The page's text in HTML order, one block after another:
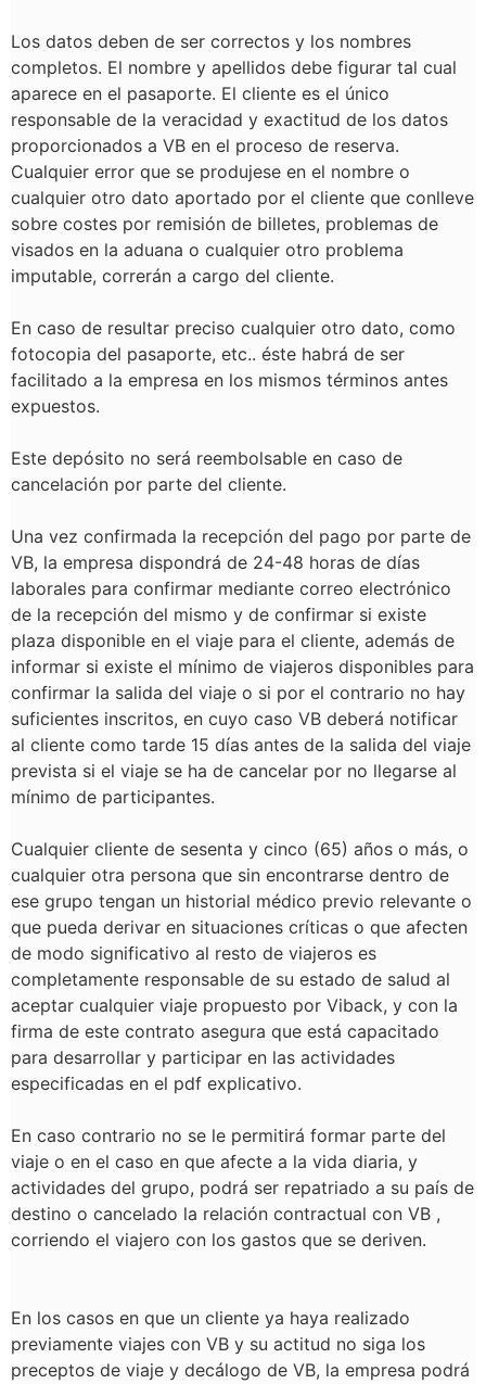
Los datos deben de ser correctos y los nombres
completos. El nombre y apellidos debe figurar tal cual
aparece en el pasaporte. El cliente es el único
responsable de la veracidad y exactitud de los datos
proporcionados a VB en el proceso de reserva.
Cualquier error que se produjese en el nombre o
cualquier otro dato aportado por el cliente que conlleve
sobre costes por remisión de billetes, problemas de
visados en la aduana o cualquier otro problema
imputable, correrán a cargo del cliente.
En caso de resultar preciso cualquier otro dato, como
fotocopia del pasaporte, etc.. éste habrá de ser
facilitado a la empresa en los mismos términos antes
expuestos.
Este depósito no será reembolsable en caso de
cancelación por parte del cliente.
Una vez confirmada la recepción del pago por parte de
VB, la empresa dispondrá de 24-48 horas de días
laborales para confirmar mediante correo electrónico
de la recepción del mismo y de confirmar si existe
plaza disponible en el viaje para el cliente, además de
informar si existe el mínimo de viajeros disponibles para
confirmar la salida del viaje o si por el contrario no hay
suficientes inscritos, en cuyo caso VB deberá notificar
al cliente como tarde 15 días antes de la salida del viaje
prevista si el viaje se ha de cancelar por no llegarse al
mínimo de participantes.
Cualquier cliente de sesenta y cinco (65) años o más, o
cualquier otra persona que sin encontrarse dentro de
ese grupo tengan un historial médico previo relevante o
que pueda derivar en situaciones críticas o que afecten
de modo significativo al resto de viajeros es
completamente responsable de su estado de salud al
aceptar cualquier viaje propuesto por Viback, y con la
firma de este contrato asegura que está capacitado
para desarrollar y participar en las actividades
especificadas en el pdf explicativo.
En caso contrario no se le permitirá formar parte del
viaje o en el caso en que afecte a la vida diaria, y
actividades del grupo, podrá ser repatriado a su país de
destino o cancelado la relación contractual con VB ,
corriendo el viajero con los gastos que se deriven.
En los casos en que un cliente ya haya realizado
previamente viajes con VB y su actitud no siga los
preceptos de viaje y decálogo de VB, la empresa podrá